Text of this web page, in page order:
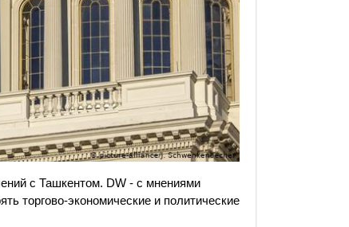
с Ташкентом. DW - с мнениями
торгово-экономические и политические